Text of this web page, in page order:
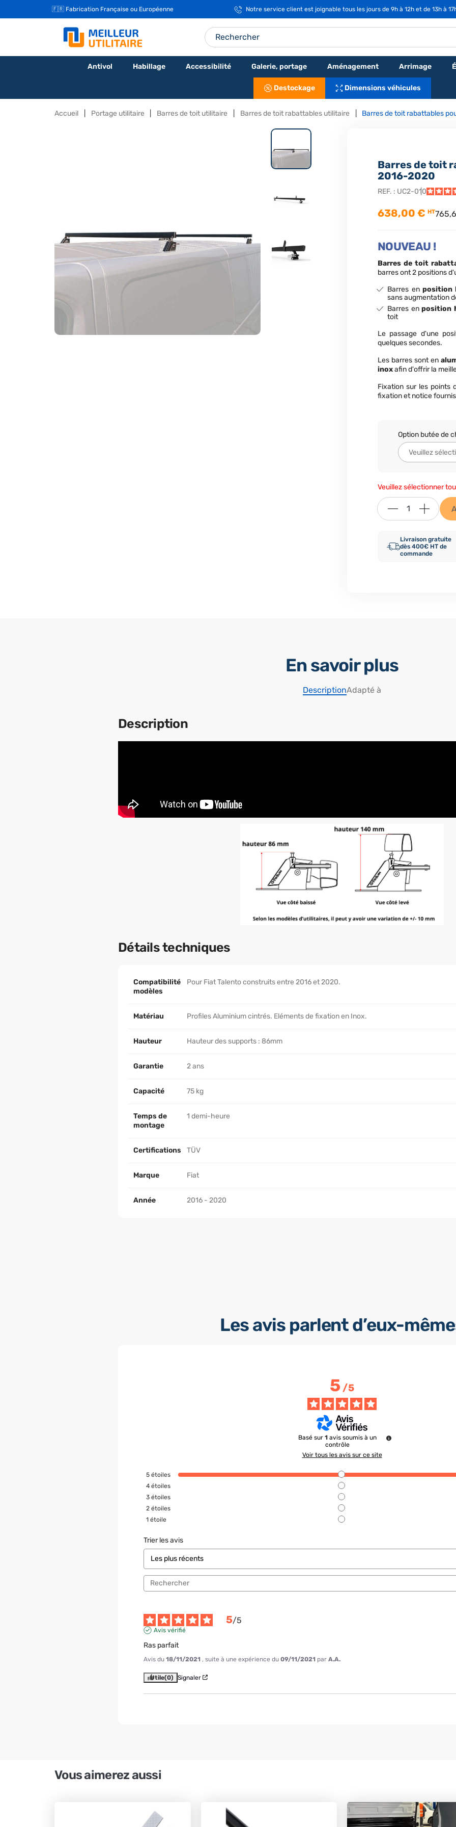
🇫🇷 Fabrication Française ou Européenne Notre service client est joignable tous les jours de 9h à 12h et de 13h à
Antivol Habillage Accessibilité Galerie, portage Aménagement Arrimage
Destockage Dimensions véhicules
Accueil Portage utilitaire Barres de toit utilitaire Barres de toit rabattables utilitaire Barres de toit rabattables
Barres de toit
2016-2020
REF. : UC2-010
638,00 € HT
NOUVEAU !
Barres de toit
barres ont 2 positions
Barres enposition
sans augmentation
Barres enposition
toit
Le passage d'une
quelques secondes.
Les barres sont en
inoxafin d'offrir la
Fixation sur les points
fixation et notice
Option butée de
Veuillez sélectionner
Livraison gratuite
dès 400€ HT de
commande
En savoir plus
DescriptionAdapté à
Description
Détails techniques
Compatibilité
modèles
Pour Fiat Talento construits entre 2016 et 2020.
Matériau Profiles Aluminium cintrés. Eléments de fixation en Inox.
Hauteur Hauteur des supports : 86mm
Garantie 2 ans
Capacité 75 kg
Temps de
montage
1 demi-heure
Certifications TÜV
Marque Fiat
Année 2016 - 2020
Les avis parlent d’eux-
5/5
Basé sur 1 avis soumis à un
contrôle
Voir tous les avis sur ce site
5 étoiles
4 étoiles
3 étoiles
2 étoiles
1 étoile
Trier les avis
5/5
Avis vérifié
Ras parfait
Avis du 18/11/2021 , suite à une expérience du 09/11/2021 par A.A.
Utile(0) Signaler
Vous aimerez aussi